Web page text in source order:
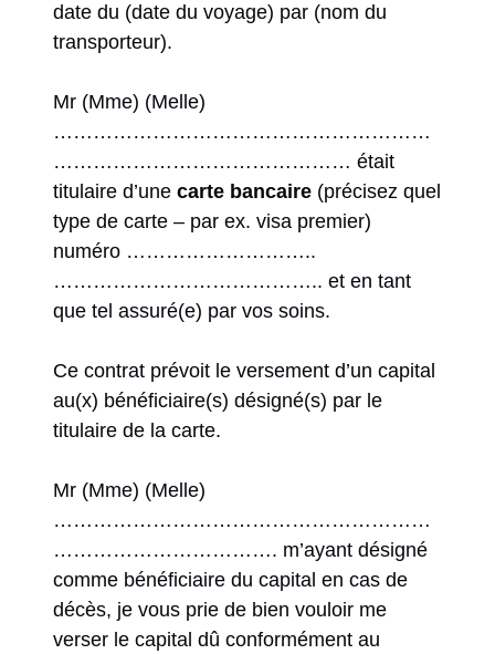
date du (date du voyage) par (nom du
transporteur).
Mr (Mme) (Melle)
…………………………………………………
……………………………………… était
titulaire d’une carte bancaire (précisez quel
type de carte – par ex. visa premier)
numéro ………………………..
………………………………….. et en tant
que tel assuré(e) par vos soins.
Ce contrat prévoit le versement d’un capital
au(x) bénéficiaire(s) désigné(s) par le
titulaire de la carte.
Mr (Mme) (Melle)
…………………………………………………
……………………………. m’ayant désigné
comme bénéficiaire du capital en cas de
décès, je vous prie de bien vouloir me
verser le capital dû conformément au